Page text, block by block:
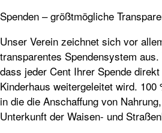
Spenden – größtmögliche
Unser Verein zeichnet sich vor
transparentes Spendensystem
dass jeder Cent Ihrer Spende
Kinderhaus weitergeleitet wird.
in die die Anschaffung von
Unterkunft der Waisen- und